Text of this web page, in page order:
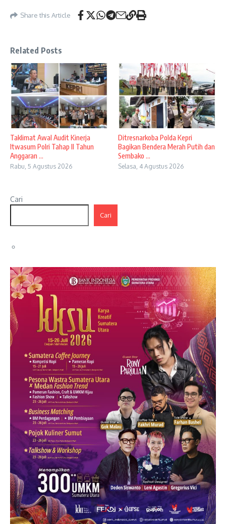
Share this Article
Related Posts
Taklimat Awal Audit Kinerja
Itwasum Polri Tahap II Tahun
Anggaran ...
Rabu, 5 Agustus 2026
Ditresnarkoba Polda Kepri
Bagikan Bendera Merah Putih dan
Sembako ...
Selasa, 4 Agustus 2026
Cari
Cari